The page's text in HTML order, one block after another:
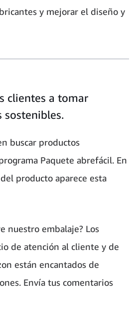
y mejorar el diseño y
clientes a tomar
sostenibles.
buscar productos
Paquete abrefácil. En
producto aparece esta
nuestro embalaje? Los
de atención al cliente y de
están encantados de
Envía tus comentarios